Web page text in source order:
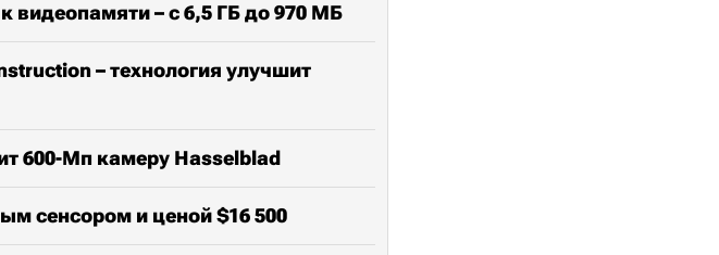
видеопамяти – с 6,5 ГБ до 970 МБ
– технология улучшит
600-Мп камеру Hasselblad
сенсором и ценой $16 500